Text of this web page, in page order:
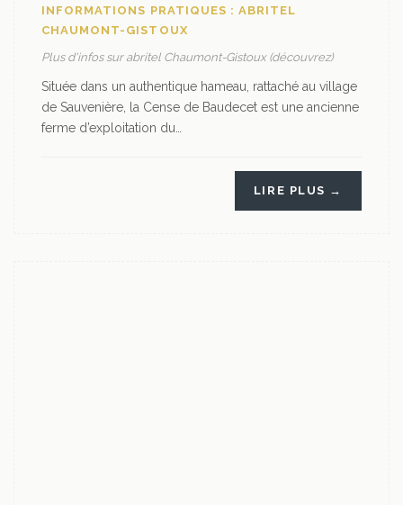
INFORMATIONS PRATIQUES : ABRITEL
CHAUMONT-GISTOUX
Plus d'infos sur abritel Chaumont-Gistoux (découvrez)
Située dans un authentique hameau, rattaché au village
de Sauvenière, la Cense de Baudecet est une ancienne
ferme d’exploitation du…
LIRE PLUS →